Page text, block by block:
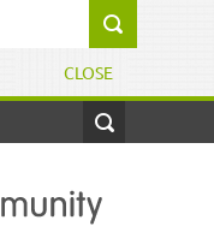
CLOSE